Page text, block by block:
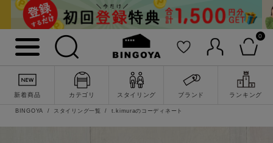
0
新着商品 カテゴリ スタイリング ブランド ランキング
BINGOYA スタイリング一覧 t.kimuraのコーディネート